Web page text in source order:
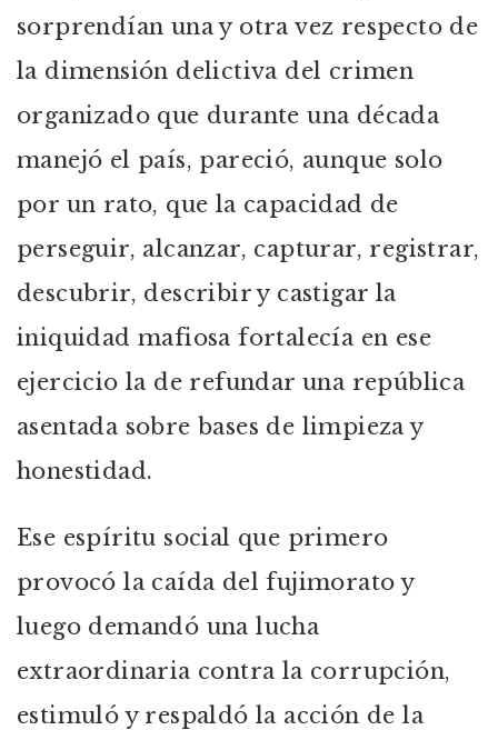
sorprendían una y otra vez respecto de
la dimensión delictiva del crimen
organizado que durante una década
manejó el país, pareció, aunque solo
por un rato, que la capacidad de
perseguir, alcanzar, capturar, registrar,
descubrir, describir y castigar la
iniquidad mafiosa fortalecía en ese
ejercicio la de refundar una república
asentada sobre bases de limpieza y
honestidad.
Ese espíritu social que primero
provocó la caída del fujimorato y
luego demandó una lucha
extraordinaria contra la corrupción,
estimuló y respaldó la acción de la